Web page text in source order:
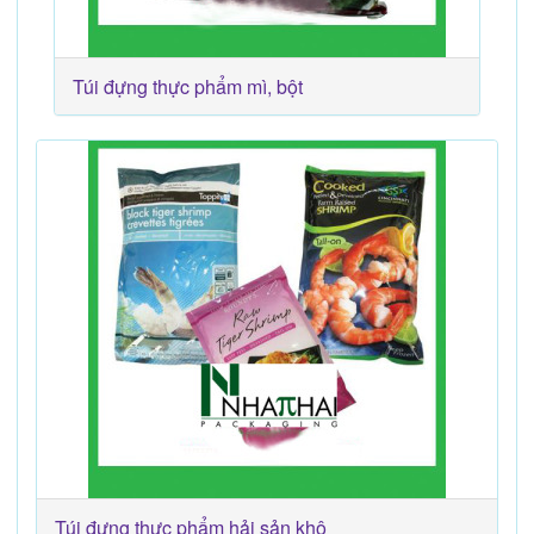
Túi đựng thực phẩm mì, bột
Túi đựng thực phẩm hải sản khô